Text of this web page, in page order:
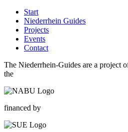
Start
Niederrhein Guides
Projects
Events
Contact
The Niederrhein-Guides are a project
the
financed by